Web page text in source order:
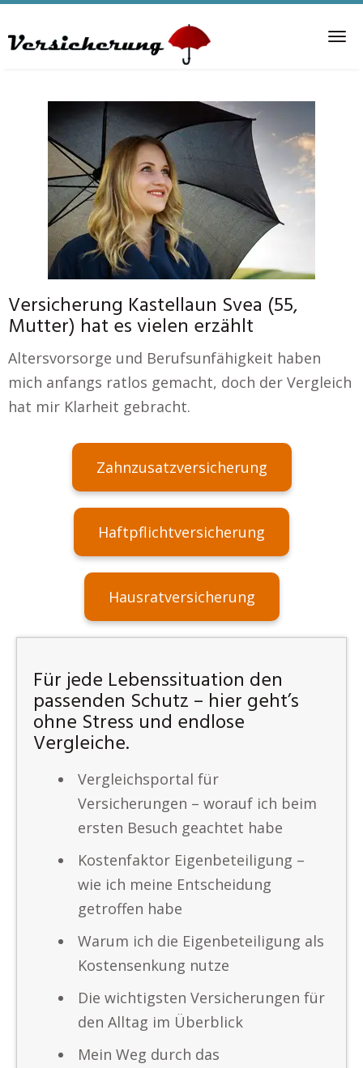
to
Versicherung Kastellaun Svea (55,
Mutter) hat es vielen erzählt
Altersvorsorge und Berufsunfähigkeit haben
mich anfangs ratlos gemacht, doch der Vergleich
hat mir Klarheit gebracht.
Zahnzusatzversicherung
Haftpflichtversicherung
Hausratversicherung
Für jede Lebenssituation den
passenden Schutz – hier geht’s
ohne Stress und endlose
Vergleiche.
Vergleichsportal für
Versicherungen – worauf ich beim
ersten Besuch geachtet habe
Kostenfaktor Eigenbeteiligung –
wie ich meine Entscheidung
getroffen habe
Warum ich die Eigenbeteiligung als
Kostensenkung nutze
Die wichtigsten Versicherungen für
den Alltag im Überblick
Mein Weg durch das